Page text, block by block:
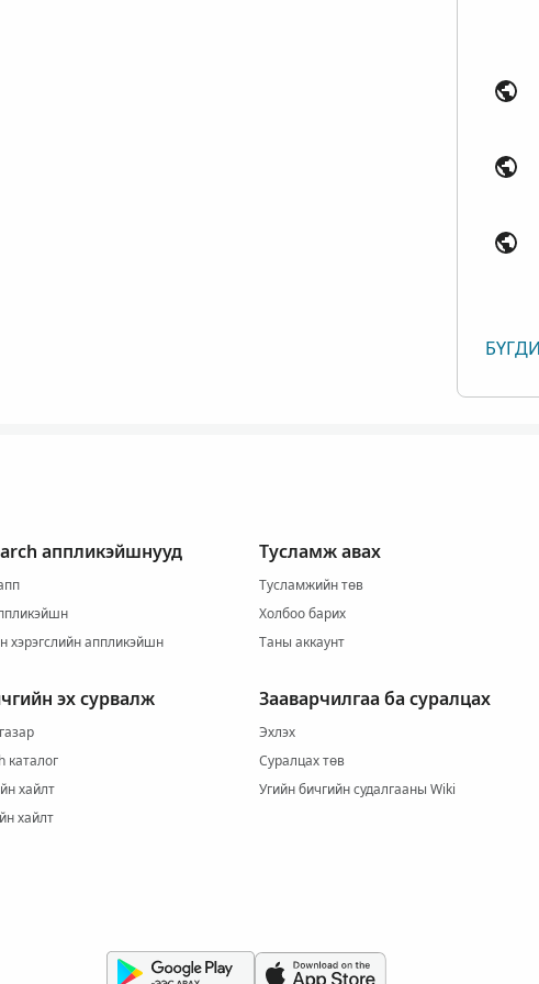
аппликэйшнууд
хэрэгслийн аппликэйшн
эх сурвалж
каталог
хайлт
хайлт
Тусламж авах
Тусламжийн төв
Холбоо барих
Таны аккаунт
Зааварчилгаа ба суралцах
Эхлэх
Суралцах төв
Угийн бичгийн судалгааны Wiki